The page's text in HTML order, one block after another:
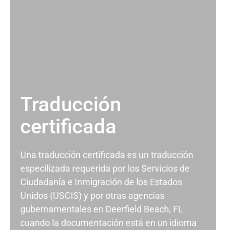
Traducción
certificada
Una traducción certificada es un traducción
especilizada requerida por los Servicios de
Ciudadanía e Inmigración de los Estados
Unidos (USCIS) y por otras agencias
gubernamentales en Deerfield Beach, FL
cuando la documentación está en un idioma